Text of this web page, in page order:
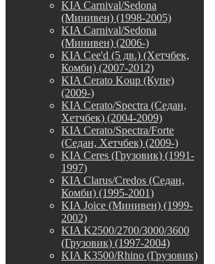
KIA Carnival/Sedona
(Минивен) (1998-2005)
KIA Carnival/Sedona
(Минивен) (2006-)
KIA Cee'd (5 дв.) (Хетчбек,
Комби) (2007-2012)
KIA Cerato Koup (Купе)
(2009-)
KIA Cerato/Spectra (Седан,
Хетчбек) (2004-2009)
KIA Cerato/Spectra/Forte
(Седан, Хетчбек) (2009-)
KIA Ceres (Грузовик) (1991-
1997)
KIA Clarus/Credos (Седан,
Комби) (1995-2001)
KIA Joice (Минивен) (1999-
2002)
KIA K2500/2700/3000/3600
(Грузовик) (1997-2004)
KIA K3500/Rhino (Грузовик)